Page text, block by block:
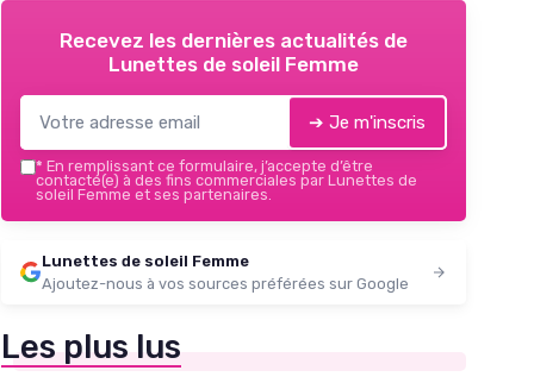
Recevez les dernières actualités de
Lunettes de soleil Femme
➔ Je m'inscris
* En remplissant ce formulaire, j’accepte d’être
contacté(e) à des fins commerciales par Lunettes de
soleil Femme et ses partenaires.
Lunettes de soleil Femme
Ajoutez-nous à vos sources préférées sur Google
Les plus lus